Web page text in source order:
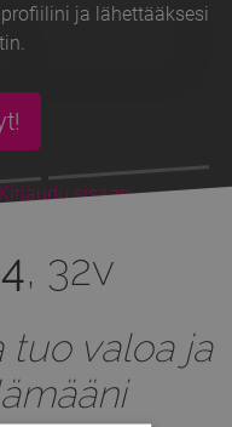
ja lähettääksesi
Kirjaudu sisään
, 32v
tuo valoa ja